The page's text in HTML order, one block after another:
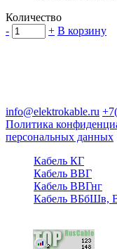
Количество
-
+ В корзину
info@elektrokable.ru
Политика
персональных данных
Кабель КГ
Кабель ВВГ
Кабель ВВГнг
Кабель ВБбШв,